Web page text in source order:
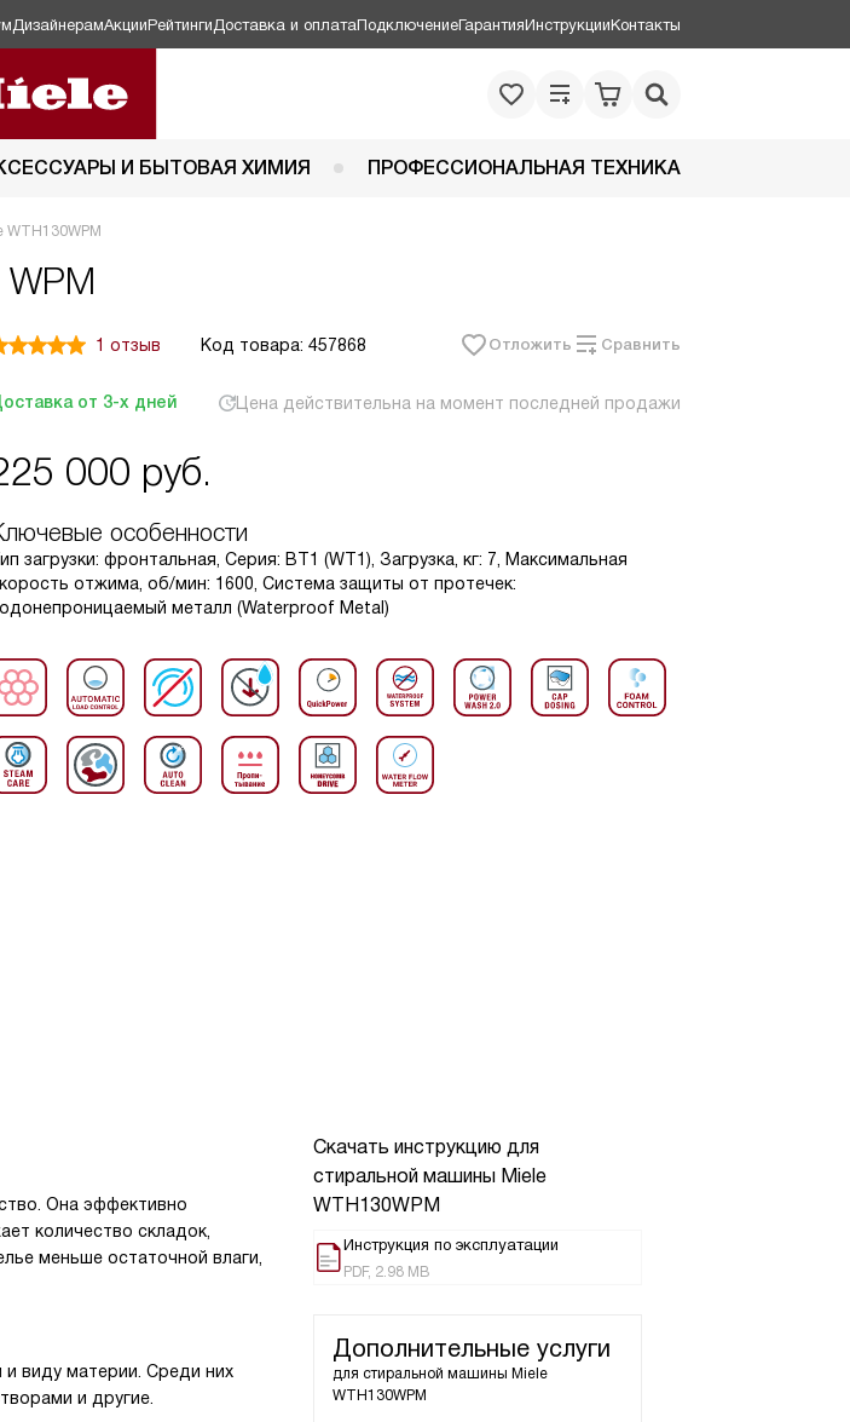
ДизайнерамАкцииРейтинги Доставка и оплатаПодключениеГарантияИнструкцииКонтакты
И БЫТОВАЯ ХИМИЯ ПРОФЕССИОНАЛЬНАЯ ТЕХНИКА
1 отзыв Код товара: 457868 Отложить Сравнить
от 3-х дней Цена действительна на момент последней продажи
000 руб.
особенности
загрузки: фронтальная, Серия: ВТ1 (WT1), Загрузка, кг: 7, Максимальная
отжима, об/мин: 1600, Система защиты от протечек:
металл (Waterproof Metal)
Скачать инструкцию для
стиральной машины Miele
WTH130WPM
Инструкция по эксплуатации
PDF, 2.98 MB
Дополнительные услуги
для стиральной машины Miele
WTH130WPM
Она эффективно
количество складок,
меньше остаточной влаги,
виду материи. Среди них
и другие.